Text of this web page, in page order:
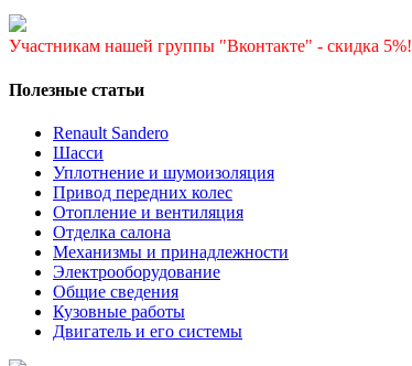
Участникам нашей группы "Вконтакте" - скидка 5%!
Полезные статьи
Renault Sandero
Шасси
Уплотнение и шумоизоляция
Привод передних колес
Отопление и вентиляция
Отделка салона
Механизмы и принадлежности
Электрооборудование
Общие сведения
Кузовные работы
Двигатель и его системы